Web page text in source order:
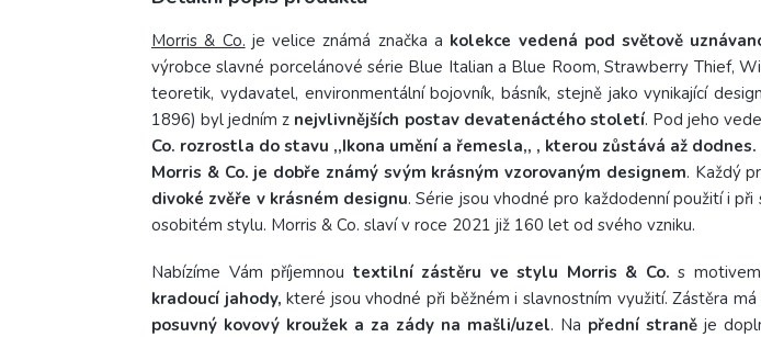
Morris & Co. je velice známá značka a kolekce vedená pod světově
výrobce slavné porcelánové série Blue Italian a Blue Room, Strawberry Thief,
teoretik, vydavatel, environmentální bojovník, básník, stejně jako vynikající
1896) byl jedním z nejvlivnějších postav devatenáctého století. Pod jeho
Co. rozrostla do stavu ,,Ikona umění a řemesla,, , kterou zůstává až dodnes.
Morris & Co. je dobře známý svým krásným vzorovaným designem. Každý
divoké zvěře v krásném designu. Série jsou vhodné pro každodenní použití i
osobitém stylu. Morris & Co. slaví v roce 2021 již 160 let od svého vzniku.
Nabízíme Vám příjemnou textilní zástěru ve stylu Morris & Co.s motivem
kradoucí jahody,které jsou vhodné při běžném i slavnostním využití.Zástěra má
posuvný kovový kroužek a za zády na mašli/uzel. Na přední straně je